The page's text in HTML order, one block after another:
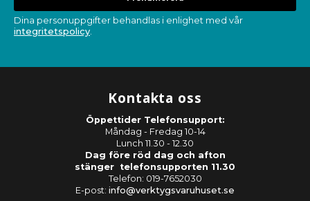
Dina personuppgifter behandlas i enlighet med vår
integritetspolicy.
Kontakta oss
Öppettider Telefonsupport:
Måndag - Fredag 10-14
Lunch 11.30 - 12.30
Dag före röd dag och afton
stänger telefonsupporten 11.30
Telefon: 019-7652030
E-post: info@verktygsvaruhuset.se